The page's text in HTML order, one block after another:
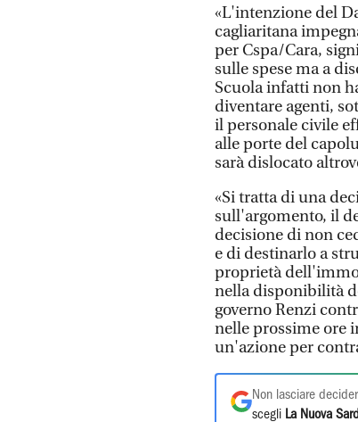
«L'intenzione del
cagliaritana
per Cspa/Cara,
sulle spese ma a
Scuola infatti non
diventare agenti,
il personale civile
alle porte del
sarà dislocato
«Si tratta di una
sull'argomento, il
decisione di non
e di destinarlo a
proprietà
nella disponibilità
governo Renzi
nelle prossime ore
un'azione per
Non lasciare
scegli La Nuova